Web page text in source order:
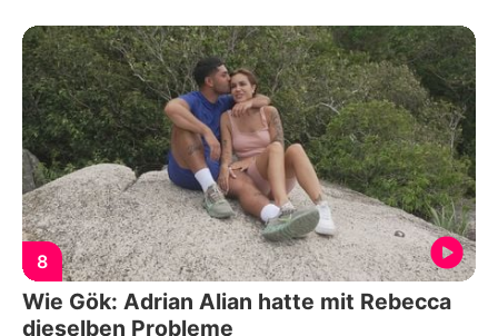
8
Wie Gök: Adrian Alian hatte mit Rebecca
dieselben Probleme